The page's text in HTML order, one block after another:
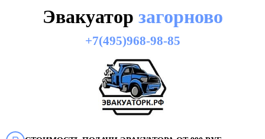
Эвакуатор загорново
+7(495)968-98-85